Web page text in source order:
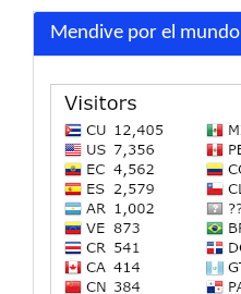
Mendive por el mundo